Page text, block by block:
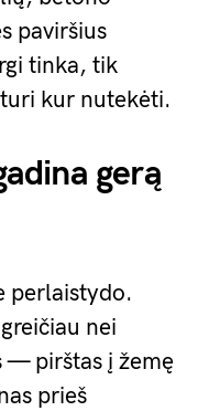
paviršius
tinka, tik
kur nutekėti.
gerą
perlaistydo.
nei
— pirštas į žemę
prieš